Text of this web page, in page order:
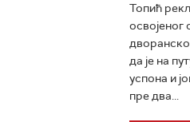
Топић
да је на
успона и
пре два...